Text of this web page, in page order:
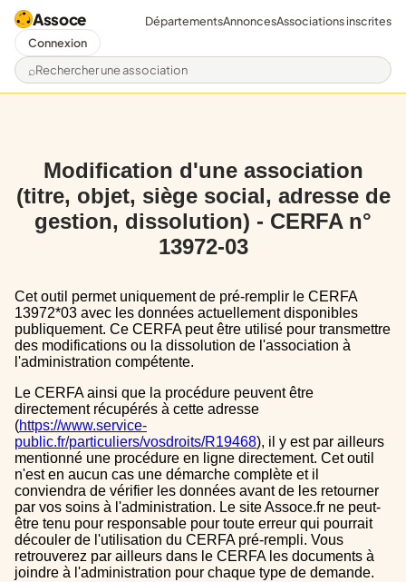
Assoce
Rechercher une association
DépartementsAnnoncesAssociations inscrites
Connexion
Modification d'une association
(titre, objet, siège social, adresse de
gestion, dissolution) - CERFA n°
13972-03
Cet outil permet uniquement de pré-remplir le CERFA
13972*03 avec les données actuellement disponibles
publiquement. Ce CERFA peut être utilisé pour transmettre
des modifications ou la dissolution de l'association à
l'administration compétente.
Le CERFA ainsi que la procédure peuvent être
directement récupérés à cette adresse
(https://www.service-
public.fr/particuliers/vosdroits/R19468), il y est par ailleurs
mentionné une procédure en ligne directement. Cet outil
n'est en aucun cas une démarche complète et il
conviendra de vérifier les données avant de les retourner
par vos soins à l'administration. Le site Assoce.fr ne peut-
être tenu pour responsable pour toute erreur qui pourrait
découler de l'utilisation du CERFA pré-rempli. Vous
retrouverez par ailleurs dans le CERFA les documents à
joindre à l'administration pour chaque type de demande.